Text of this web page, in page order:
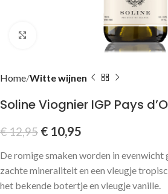
Home Witte wijnen
Soline Viognier IGP Pays
€12,95 € 10,95
De romige smaken worden in evenwicht
zachte mineraliteit en een vleugje
het bekende botertje en vleugje vanille.